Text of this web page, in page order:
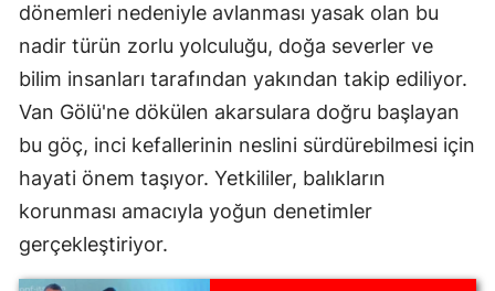
dönemleri nedeniyle avlanması yasak olan bu
nadir türün zorlu yolculuğu, doğa severler ve
bilim insanları tarafından yakından takip ediliyor.
Van Gölü'ne dökülen akarsulara doğru başlayan
bu göç, inci kefallerinin neslini sürdürebilmesi için
hayati önem taşıyor. Yetkililer, balıkların
korunması amacıyla yoğun denetimler
gerçekleştiriyor.